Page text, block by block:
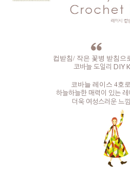
컵받침/ 작은 꽃병 받침으
코바늘 도일리 DIY
코바늘 레이스 4호
하늘하늘한 매력이 있는
더욱 여성스러운 느